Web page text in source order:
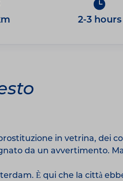
2-3 hours
in vetrina, dei
da un avvertimento.
È qui che la città